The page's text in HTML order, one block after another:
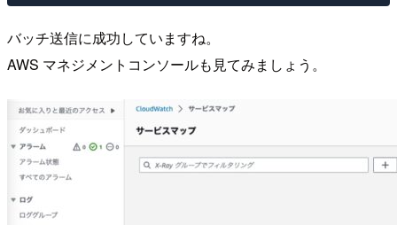
バッチ送信に成功していますね。
AWS マネジメントコンソールも見てみましょう。